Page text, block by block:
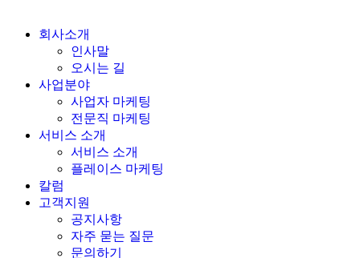
회사소개
인사말
오시는 길
사업분야
사업자 마케팅
전문직 마케팅
서비스 소개
서비스 소개
플레이스 마케팅
칼럼
고객지원
공지사항
자주 묻는 질문
문의하기